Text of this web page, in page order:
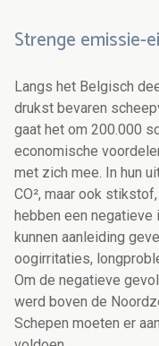
Strenge emissie-
Langs het Belgisch
drukst bevaren
gaat het om 200.000
economische
met zich mee. In hun
CO², maar ook
hebben een
kunnen aanleiding
oogirritaties,
Om de negatieve
werd boven de
Schepen moeten er